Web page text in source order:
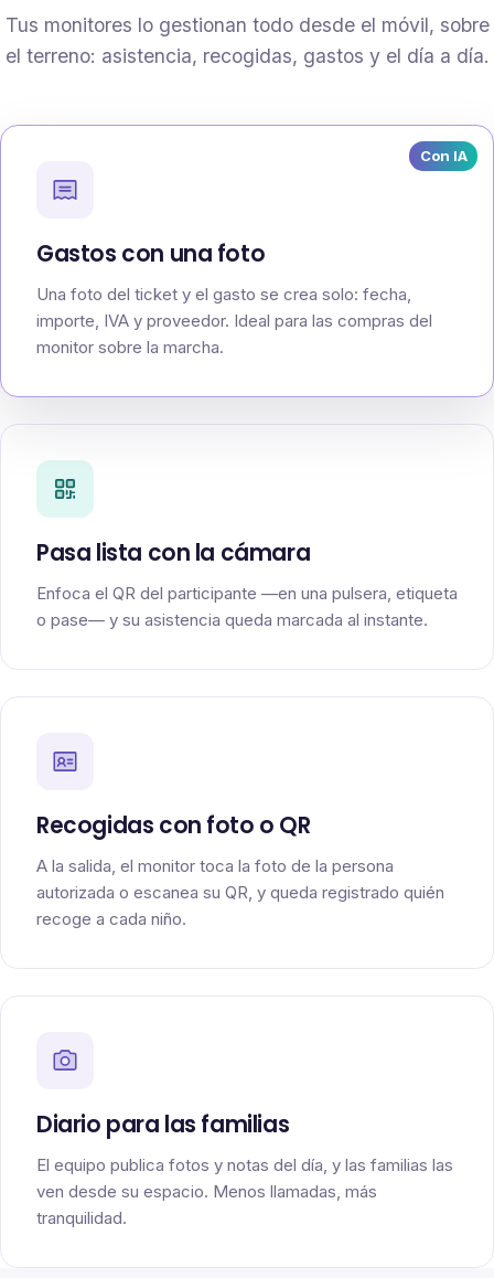
Tus monitores lo gestionan todo desde el móvil, sobre
el terreno: asistencia, recogidas, gastos y el día a día.
Con IA
Gastos con una foto
Una foto del ticket y el gasto se crea solo: fecha,
importe, IVA y proveedor. Ideal para las compras del
monitor sobre la marcha.
Pasa lista con la cámara
Enfoca el QR del participante —en una pulsera, etiqueta
o pase— y su asistencia queda marcada al instante.
Recogidas con foto o QR
A la salida, el monitor toca la foto de la persona
autorizada o escanea su QR, y queda registrado quién
recoge a cada niño.
Diario para las familias
El equipo publica fotos y notas del día, y las familias las
ven desde su espacio. Menos llamadas, más
tranquilidad.